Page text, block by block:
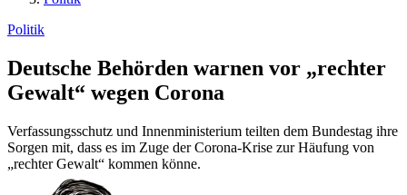
Politik
Deutsche Behörden warnen vor „rechter
Gewalt“ wegen Corona
Verfassungsschutz und Innenministerium teilten dem Bundestag ihre
Sorgen mit, dass es im Zuge der Corona-Krise zur Häufung von
„rechter Gewalt“ kommen könne.